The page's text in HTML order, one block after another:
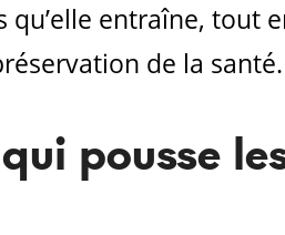
qu’elle entraîne, tout
de la santé.
qui pousse